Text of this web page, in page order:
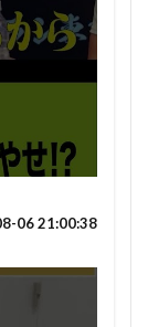
06 21:00:38